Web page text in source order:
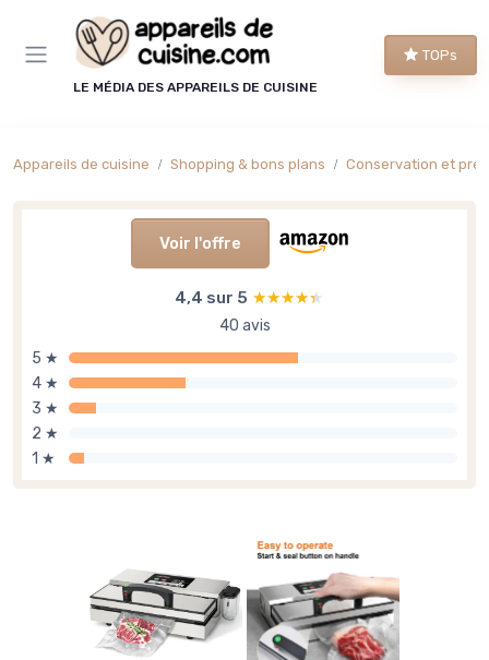
LE MÉDIA DES APPAREILS DE CUISINE
TOPs
Appareils de cuisine Shopping & bons plans Conservation et préparation
Voir l'offre
4,4 sur 5 ★★★★★
★★★★★
40 avis
5 ★
4 ★
3 ★
2 ★
1 ★
Panneau de gestion des cookies